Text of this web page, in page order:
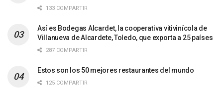
133 COMPARTIR
Así es Bodegas Alcardet, la cooperativa vitivinícola de
Villanueva de Alcardete, Toledo, que exporta a 25 países
287 COMPARTIR
Estos son los 50 mejores restaurantes del mundo
125 COMPARTIR